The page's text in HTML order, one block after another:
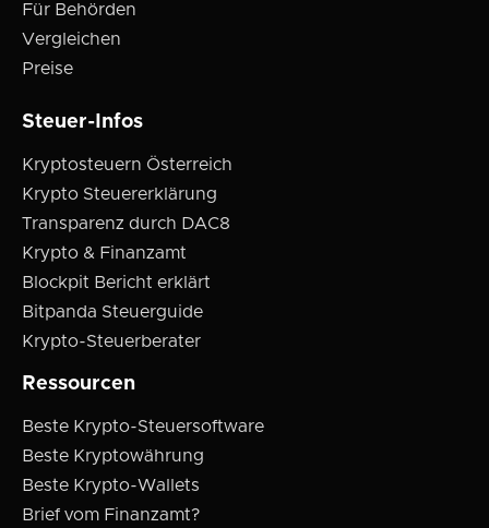
Für Behörden
Vergleichen
Preise
Steuer-Infos
Kryptosteuern Österreich
Krypto Steuererklärung
Transparenz durch DAC8
Krypto & Finanzamt
Blockpit Bericht erklärt
Bitpanda Steuerguide
Krypto-Steuerberater
Ressourcen
Beste Krypto-Steuersoftware
Beste Kryptowährung
Beste Krypto-Wallets
Brief vom Finanzamt?